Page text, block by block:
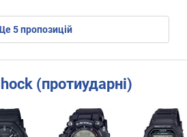
ще5пропозицій
(протиударні)